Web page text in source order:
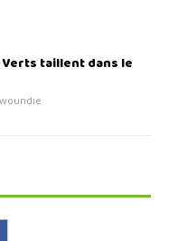
Verts taillent dans le